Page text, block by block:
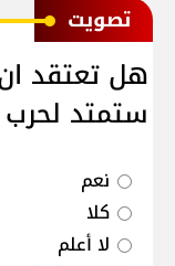
ﺗﺼﻮﻳﺖ
هل تعتقد
ستمتد لحرب
نعم
كلا
لا أعلم